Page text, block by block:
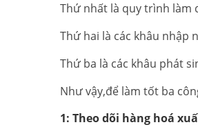
Thứ nhất là quy trình làm
Thứ hai là các khâu nhập
Thứ ba là các khâu phát
Như vậy,để làm tốt ba
1: Theo dõi hàng hoá